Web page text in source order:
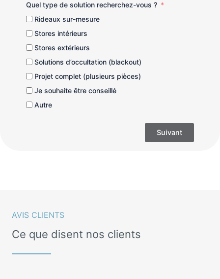
Quel type de solution recherchez-vous ?
Rideaux sur-mesure
Stores intérieurs
Stores extérieurs
Solutions d’occultation (blackout)
Projet complet (plusieurs pièces)
Je souhaite être conseillé
Autre
Suivant
AVIS CLIENTS
Ce que disent nos clients